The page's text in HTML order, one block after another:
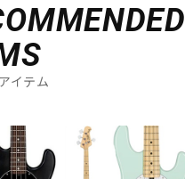
イテム